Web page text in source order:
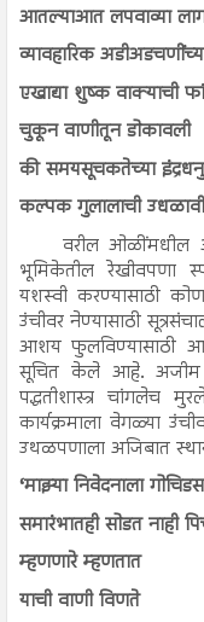
आतल्याआत लपवाव्या
व्यावहारिक
एखाद्या शुष्क वाक्याची
चुकून वाणीतून डोकावली
की समयसूचकतेच्या
कल्पक गुलालाची
वरील ओळींमधील
भूमिकेतील रेखीवपणा
यशस्वी करण्यासाठी
उंचीवर नेण्यासाठी
आशय फुलविण्यासाठी
सूचित केले आहे. अजीम
पद्धतीशास्त्र चांगलेच
कार्यक्रमाला वेगळ्या
उथळपणाला अजिबात
‘माझ्या निवेदनाला
समारंभातही सोडत नाही
म्हणणारे म्हणतात
याची वाणी विणते